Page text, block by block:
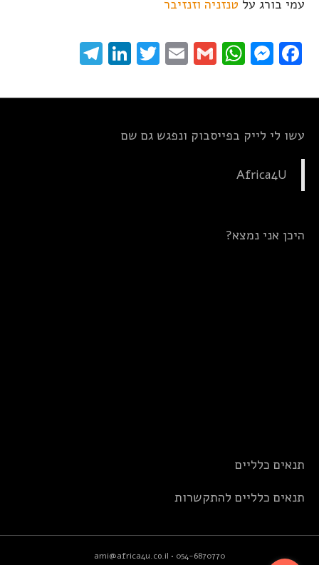
עמי בורג על טנזניה וזנזיבר
Facebook
Messenger
WhatsApp
Gmail
Email
Twitter
LinkedIn
עשו לי לייק בפייסבוק ונפגש גם שם
Africa4U
היכן אני נמצא?
תנאים כלליים
תנאים כלליים להתקשרות
054-6870770
•
ami@africa4u.co.il